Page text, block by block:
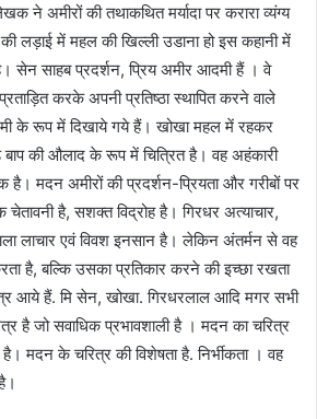
ने अमीरों की तथाकथित मर्यादा पर करारा व्यंग्य
लड़ाई में महल की खिल्ली उडाना हो इस कहानी में
सेन साहब प्रदर्शन, प्रिय अमीर आदमी हैं । वे
करके अपनी प्रतिष्ठा स्थापित करने वाले
के रूप में दिखाये गये हैं। खोखा महल में रहकर
की औलाद के रूप में चित्रित है। वह अहंकारी
मदन अमीरों की प्रदर्शन-प्रियता और गरीबों पर
है, सशक्त विद्रोह है। गिरधर अत्याचार,
लाचार एवं विवश इनसान है। लेकिन अंतर्मन से वह
है, बल्कि उसका प्रतिकार करने की इच्छा रखता
आये हैं. मि सेन, खोखा. गिरधरलाल आदि मगर सभी
है जो सवाधिक प्रभावशाली है । मदन का चरित्र
मदन के चरित्र की विशेषता है. निर्भीकता । वह